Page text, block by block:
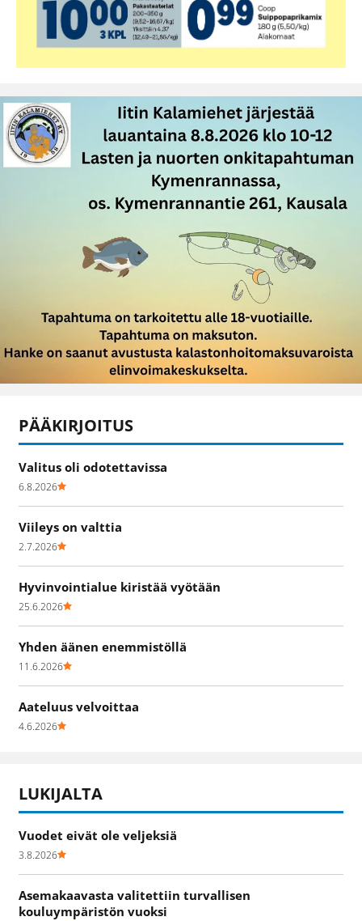
PÄÄKIRJOITUS
Valitus oli odotettavissa
6.8.2026
Viileys on valttia
2.7.2026
Hyvinvointialue kiristää vyötään
25.6.2026
Yhden äänen enemmistöllä
11.6.2026
Aateluus velvoittaa
4.6.2026
LUKIJALTA
Vuodet eivät ole veljeksiä
3.8.2026
Asemakaavasta valitettiin turvallisen
kouluympäristön vuoksi